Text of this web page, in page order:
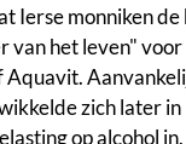
Ierse monniken
van het leven"
Aquavit.
zich later
op alcohol